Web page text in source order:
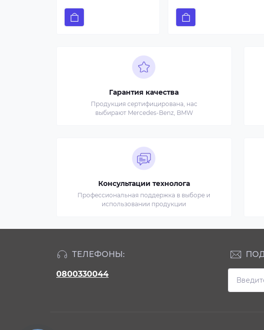
Гарантия качества
Продукция сертифицирована, нас
выбирают Mercedes-Benz, BMW
Консультации технолога
Профессиональная поддержка в выборе и
использовании продукции
ТЕЛЕФОНЫ:
0800330044